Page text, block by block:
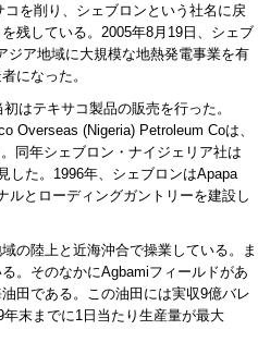
を削り、シェブロンという社名に戻
残している。2005年8月19日、シェブ
ジア地域に大規模な地熱発電事業を有
になった。
はテキサコ製品の販売を行った。
Overseas (Nigeria) Petroleum Coは、
同年シェブロン・ナイジェリア社は
した。1996年、シェブロンはApapa
ルとローディングガントリーを建設し
の陸上と近海沖合で操業している。ま
。そのなかにAgbamiフィールドがあ
田である。この油田には実収9億バレ
末までに1日当たり生産量が最大